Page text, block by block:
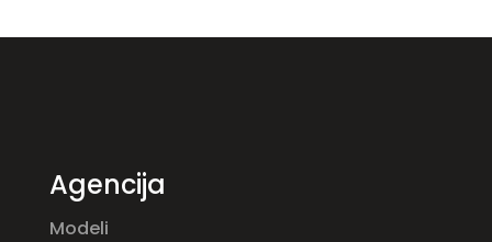
Agencija
Modeli